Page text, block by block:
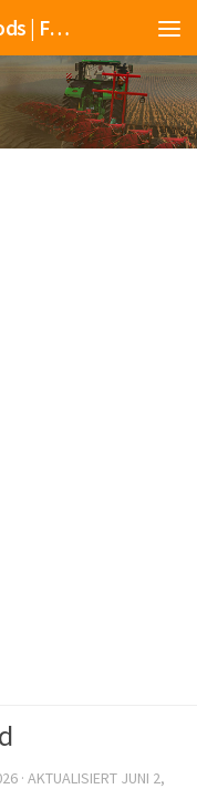
Landwirtschafts Simulator 25 Mods | Farming Simulator 25 Mods | FS25 Mods
· AKTUALISIERT JUNI 2,